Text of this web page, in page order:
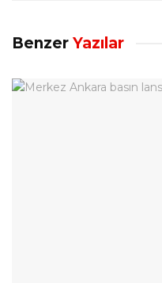
Benzer Yazılar